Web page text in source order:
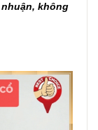
không